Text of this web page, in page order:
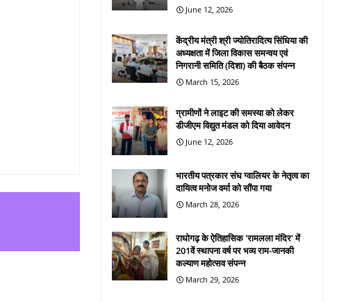
June 12, 2026
केंद्रीय मंत्री श्री ज्योतिरादित्य सिंधिया की
अध्यक्षता में जिला विकास समन्वय एवं
निगरानी समिति (दिशा) की बैठक संपन्न
March 15, 2026
ग्रामीणों ने लाइट की समस्या को लेकर
डीजीएम विद्युत मंडल को दिया आवेदन
June 12, 2026
भारतीय पत्रकार संघ ग्वालियर के नेतृत्व का
दायित्व मनोज वर्मा को सौंपा गया
March 28, 2026
राघोगढ़ के ऐतिहासिक 'रामलला मंदिर' में
201वें स्थापना वर्ष पर भव्य राम-जानकी
कल्याण महोत्सव संपन्न
March 29, 2026